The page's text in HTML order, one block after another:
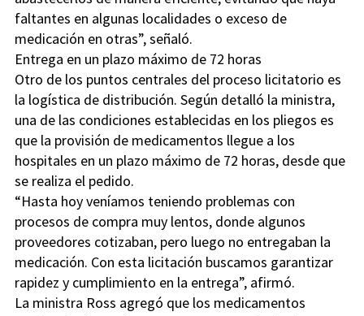
faltantes en algunas localidades o exceso de
medicación en otras”, señaló.
Entrega en un plazo máximo de 72 horas
Otro de los puntos centrales del proceso licitatorio es
la logística de distribución. Según detalló la ministra,
una de las condiciones establecidas en los pliegos es
que la provisión de medicamentos llegue a los
hospitales en un plazo máximo de 72 horas, desde que
se realiza el pedido.
“Hasta hoy veníamos teniendo problemas con
procesos de compra muy lentos, donde algunos
proveedores cotizaban, pero luego no entregaban la
medicación. Con esta licitación buscamos garantizar
rapidez y cumplimiento en la entrega”, afirmó.
La ministra Ross agregó que los medicamentos